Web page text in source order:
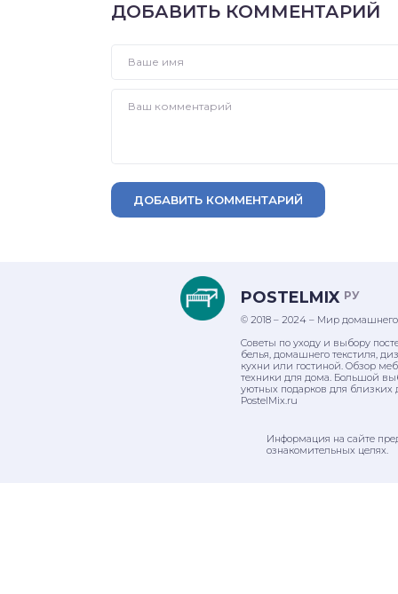
ДОБАВИТЬ КОММЕНТАРИЙ
ДОБАВИТЬ КОММЕНТАРИЙ
POSTELMIX РУ
© 2018 – 2024 – Мир
Советы по уходу и выбору
белья, домашнего текстиля,
кухни или гостиной. Обзор
техники для дома. Большой
уютных подарков для близких
PostelMix.ru
Информация на сайте
ознакомительных целях.